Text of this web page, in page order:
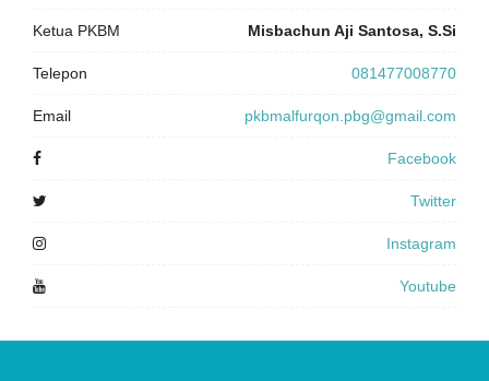
Ketua PKBM Misbachun Aji Santosa, S.Si
Telepon 081477008770
Email pkbmalfurqon.pbg@gmail.com
Facebook
Twitter
Instagram
Youtube